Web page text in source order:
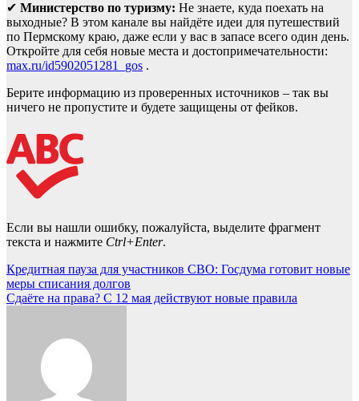
✔ Министерство по туризму: Не знаете, куда поехать на
выходные? В этом канале вы найдёте идеи для путешествий
по Пермскому краю, даже если у вас в запасе всего один день.
Откройте для себя новые места и достопримечательности:
max.ru/id5902051281_gos .
Берите информацию из проверенных источников – так вы
ничего не пропустите и будете защищены от фейков.
Если вы нашли ошибку, пожалуйста, выделите фрагмент
текста и нажмите Ctrl+Enter.
Навигация
по
Кредитная пауза для участников СВО: Госдума готовит новые
меры списания долгов
Сдаёте на права? С 12 мая действуют новые правила